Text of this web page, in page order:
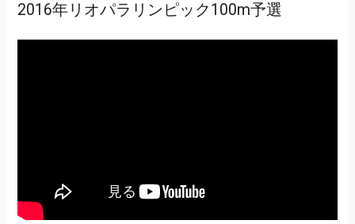
2016年リオパラリンピック100m予選